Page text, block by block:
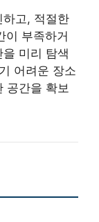
고, 적절한
이 부족하거
미리 탐색
어려운 장소
공간을 확보